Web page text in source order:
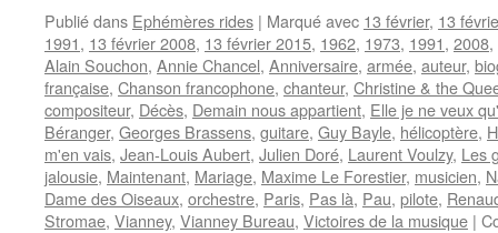
Publié dans Ephémères rides | Marqué avec 13 février, 13
1991, 13 février 2008, 13 février 2015, 1962, 1973, 1991, 2008,
Alain Souchon, Annie Chancel, Anniversaire, armée, auteur,
française, Chanson francophone, chanteur, Christine & the
compositeur, Décès, Demain nous appartient, Elle je ne veux
Béranger, Georges Brassens, guitare, Guy Bayle, hélicoptère,
m'en vais, Jean-Louis Aubert, Julien Doré, Laurent Voulzy, Les
jalousie, Maintenant, Mariage, Maxime Le Forestier, musicien,
Dame des Oiseaux, orchestre, Paris, Pas là, Pau, pilote,
Stromae, Vianney, Vianney Bureau, Victoires de la musique |